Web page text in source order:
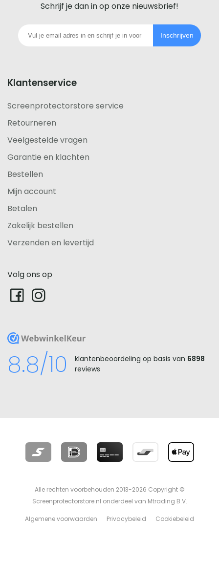
iedere
telefoon
Schrijf je dan in op onze nieuwsbrief!
Inschrijven
Klantenservice
Screenprotectorstore service
Retourneren
Veelgestelde vragen
Garantie en klachten
Bestellen
Mijn account
Betalen
Zakelijk bestellen
Verzenden en levertijd
Volg ons op
WebwinkelKeur
8.8/10 klantenbeoordeling op basis van 6898
reviews
Alle rechten voorbehouden 2013-2026 Copyright ©
Screenprotectorstore.nl onderdeel van Mtrading B.V.
Algemene voorwaarden Privacybeleid Cookiebeleid